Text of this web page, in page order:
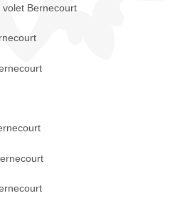
Bernecourt